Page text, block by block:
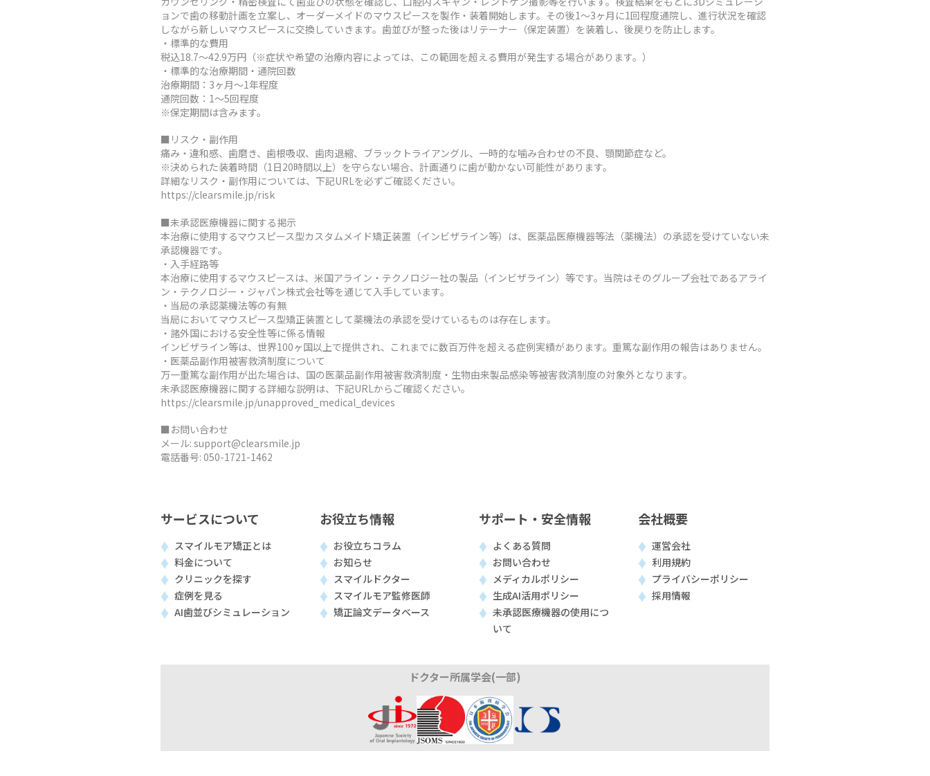
ョンで歯の移動計画を立案し、オーダーメイドのマウスピースを製作・装着開始します。その後1～3ヶ月に1回程度通院し、進行状況を確認
しながら新しいマウスピースに交換していきます。歯並びが整った後はリテーナー（保定装置）を装着し、後戻りを防止します。
・標準的な費用
税込18.7～42.9万円（※症状や希望の治療内容によっては、この範囲を超える費用が発生する場合があります。）
・標準的な治療期間・通院回数
治療期間：3ヶ月～1年程度
通院回数：1～5回程度
※保定期間は含みます。
■リスク・副作用
痛み・違和感、歯磨き、歯根吸収、歯肉退縮、ブラックトライアングル、一時的な噛み合わせの不良、顎関節症など。
※決められた装着時間（1日20時間以上）を守らない場合、計画通りに歯が動かない可能性があります。
詳細なリスク・副作用については、下記URLを必ずご確認ください。
https://clearsmile.jp/risk
■未承認医療機器に関する掲示
本治療に使用するマウスピース型カスタムメイド矯正装置（インビザライン等）は、医薬品医療機器等法（薬機法）の承認を受けていない未
承認機器です。
・入手経路等
本治療に使用するマウスピースは、米国アライン・テクノロジー社の製品（インビザライン）等です。当院はそのグループ会社であるアライ
ン・テクノロジー・ジャパン株式会社等を通じて入手しています。
・当局の承認薬機法等の有無
当局においてマウスピース型矯正装置として薬機法の承認を受けているものは存在します。
・諸外国における安全性等に係る情報
インビザライン等は、世界100ヶ国以上で提供され、これまでに数百万件を超える症例実績があります。重篤な副作用の報告はありません。
・医薬品副作用被害救済制度について
万一重篤な副作用が出た場合は、国の医薬品副作用被害救済制度・生物由来製品感染等被害救済制度の対象外となります。
未承認医療機器に関する詳細な説明は、下記URLからご確認ください。
https://clearsmile.jp/unapproved_medical_devices
■お問い合わせ
メール: support@clearsmile.jp
電話番号: 050-1721-1462
サービスについて
スマイルモア矯正とは
料金について
クリニックを探す
症例を見る
AI歯並びシミュレーション
お役立ち情報
お役立ちコラム
お知らせ
スマイルドクター
スマイルモア監修医師
矯正論文データベース
サポート・安全情報
よくある質問
お問い合わせ
メディカルポリシー
生成AI活用ポリシー
未承認医療機器の使用につ
いて
会社概要
運営会社
利用規約
プライバシーポリシー
採用情報
ドクター所属学会(一部)